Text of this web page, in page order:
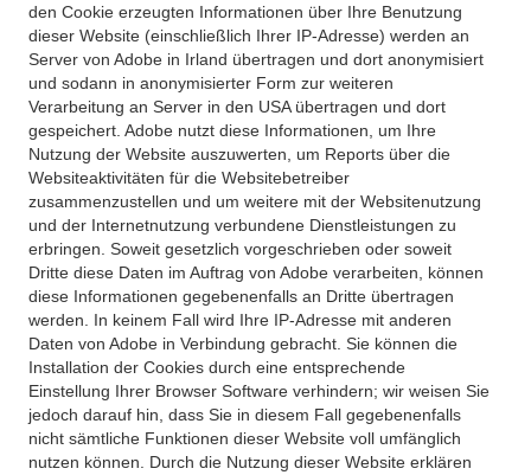
den Cookie erzeugten Informationen über Ihre Benutzung
dieser Website (einschließlich Ihrer IP-Adresse) werden an
Server von Adobe in Irland übertragen und dort anonymisiert
und sodann in anonymisierter Form zur weiteren
Verarbeitung an Server in den USA übertragen und dort
gespeichert. Adobe nutzt diese Informationen, um Ihre
Nutzung der Website auszuwerten, um Reports über die
Websiteaktivitäten für die Websitebetreiber
zusammenzustellen und um weitere mit der Websitenutzung
und der Internetnutzung verbundene Dienstleistungen zu
erbringen. Soweit gesetzlich vorgeschrieben oder soweit
Dritte diese Daten im Auftrag von Adobe verarbeiten, können
diese Informationen gegebenenfalls an Dritte übertragen
werden. In keinem Fall wird Ihre IP-Adresse mit anderen
Daten von Adobe in Verbindung gebracht. Sie können die
Installation der Cookies durch eine entsprechende
Einstellung Ihrer Browser Software verhindern; wir weisen Sie
jedoch darauf hin, dass Sie in diesem Fall gegebenenfalls
nicht sämtliche Funktionen dieser Website voll umfänglich
nutzen können. Durch die Nutzung dieser Website erklären